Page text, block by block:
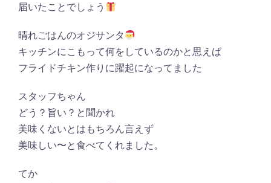
届いたことでしょう
晴れごはんのオジサンタ
キッチンにこもって何をしているのかと思えば
フライドチキン作りに躍起になってました
スタッフちゃん
どう？旨い？と聞かれ
美味くないとはもちろん言えず
美味しい〜と食べてくれました。
てか